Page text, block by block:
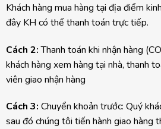
Khách hàng mua hàng tại địa điểm
đây KH có thể thanh toán trực tiếp.
Cách 2:Thanh toán khi nhận hàng
khách hàng xem hàng tại nhà, thanh
viên giao nhận hàng
Cách 3: Chuyển khoản trước: Quý
sau đó chúng tôi tiến hành giao hàng